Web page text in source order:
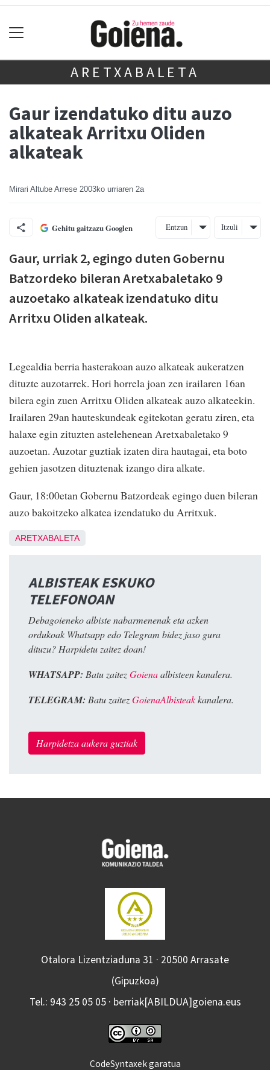
ARETXABALETA
Gaur izendatuko ditu auzo
alkateak Arritxu Oliden
alkateak
Mirari Altube Arrese 2003ko urriaren 2a
Gehitu gaitzazu Googlen Entzun Itzuli
Gaur, urriak 2, egingo duten Gobernu
Batzordeko bileran Aretxabaletako 9
auzoetako alkateak izendatuko ditu
Arritxu Oliden alkateak.
Legealdia berria hasterakoan auzo alkateak aukeratzen
dituzte auzotarrek. Hori horrela joan zen irailaren 16an
bilera egin zuen Arritxu Oliden alkateak auzo alkateekin.
Irailaren 29an hauteskundeak egitekotan geratu ziren, eta
halaxe egin zituzten astelehenean Aretxabaletako 9
auzoetan. Auzotar guztiak izaten dira hautagai, eta boto
gehien jasotzen dituztenak izango dira alkate.
Gaur, 18:00etan Gobernu Batzordeak egingo duen bileran
auzo bakoitzeko alkatea izendatuko du Arritxuk.
ARETXABALETA
ALBISTEAK ESKUKO
TELEFONOAN
Debagoieneko albiste nabarmenenak eta azken
ordukoak Whatsapp edo Telegram bidez jaso gura
dituzu? Harpidetu zaitez doan!
WHATSAPP: Batu zaitezGoienaalbisteen kanalera.
TELEGRAM: Batu zaitezGoienaAlbisteakkanalera.
Harpidetza aukera guztiak
Otalora Lizentziaduna 31 · 20500 Arrasate
(Gipuzkoa)
Tel.: 943 25 05 05 · berriak[ABILDUA]goiena.eus
CodeSyntaxek garatua